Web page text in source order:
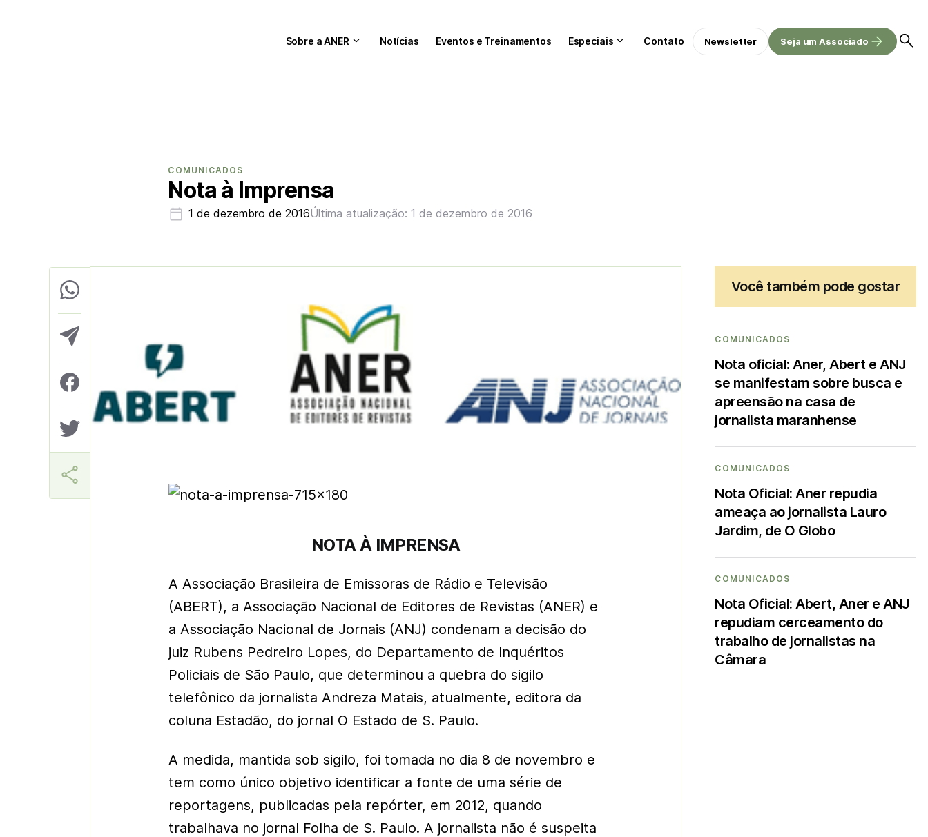
Sobre a ANER Notícias Eventos e Treinamentos Especiais Contato Newsletter Seja um Associado
COMUNICADOS
Nota à Imprensa
1 de dezembro de 2016Última atualização: 1 de dezembro de 2016
Aner
NOTA À IMPRENSA
A Associação Brasileira de Emissoras de Rádio e Televisão
(ABERT), a Associação Nacional de Editores de Revistas (ANER) e
a Associação Nacional de Jornais (ANJ) condenam a decisão do
juiz Rubens Pedreiro Lopes, do Departamento de Inquéritos
Policiais de São Paulo, que determinou a quebra do sigilo
telefônico da jornalista Andreza Matais, atualmente, editora da
coluna Estadão, do jornal O Estado de S. Paulo.
A medida, mantida sob sigilo, foi tomada no dia 8 de novembro e
tem como único objetivo identificar a fonte de uma série de
reportagens, publicadas pela repórter, em 2012, quando
trabalhava no jornal Folha de S. Paulo. A jornalista não é suspeita
Você também pode gostar
COMUNICADOS
Nota oficial: Aner, Abert e ANJ
se manifestam sobre busca e
apreensão na casa de
jornalista maranhense
COMUNICADOS
Nota Oficial: Aner repudia
ameaça ao jornalista Lauro
Jardim, de O Globo
COMUNICADOS
Nota Oficial: Abert, Aner e ANJ
repudiam cerceamento do
trabalho de jornalistas na
Câmara